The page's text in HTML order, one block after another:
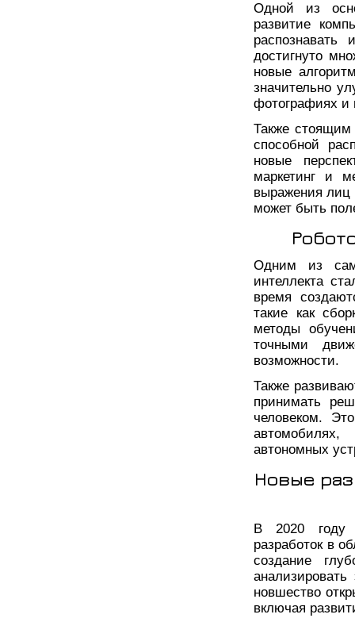
Одной из
развитие
достигнуто
новые
значительно
фотографиях и
Также стоящим
способной
новые
маркетинг и
выражения лиц
может быть
Одним из
интеллекта
время
такие как
методы
точными
возможности.
Также
принимать
человеком.
автономных
Новые
В 2020 году
разработок в
создание
новшество
включая